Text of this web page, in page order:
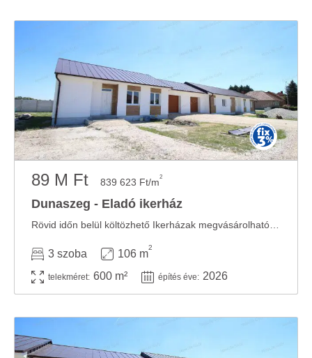
89 M Ft 839 623 Ft/m2
Dunaszeg - Eladó ikerház
3 szoba 106 m
2
telekméret: 600 m² építés éve: 2026